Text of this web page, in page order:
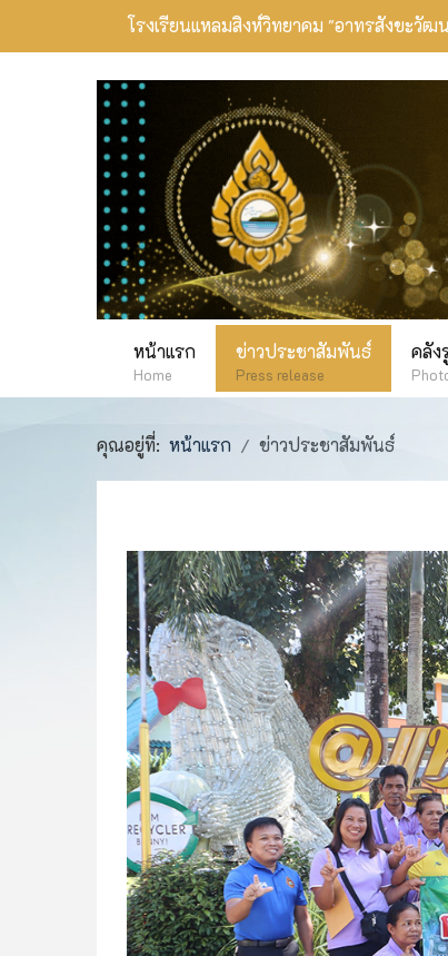
โรงเรียนแหลมสิงห์วิทยาคม "อาทรสังขะวัฒ
หน้าแรก
Home
ข่าวประชาสัมพันธ์
Press release
คลัง
คุณอยู่ที่: หน้าแรก ข่าวประชาสัมพันธ์